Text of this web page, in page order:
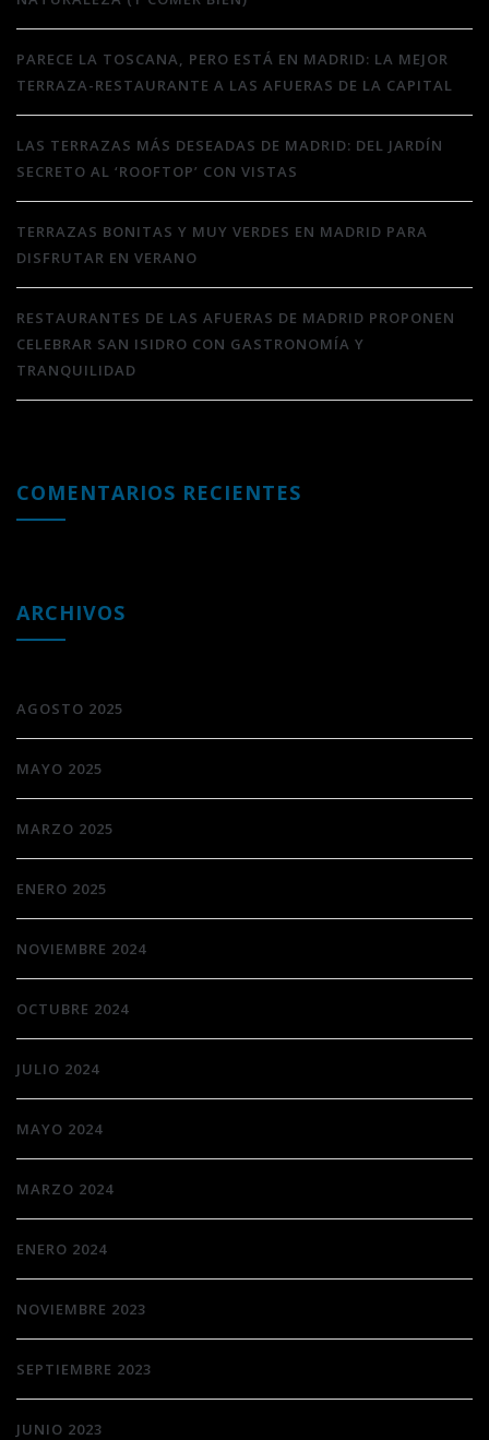
PARECE LA TOSCANA, PERO ESTÁ EN MADRID: LA MEJOR
TERRAZA-RESTAURANTE A LAS AFUERAS DE LA CAPITAL
LAS TERRAZAS MÁS DESEADAS DE MADRID: DEL JARDÍN
SECRETO AL ‘ROOFTOP’ CON VISTAS
TERRAZAS BONITAS Y MUY VERDES EN MADRID PARA
DISFRUTAR EN VERANO
RESTAURANTES DE LAS AFUERAS DE MADRID PROPONEN
CELEBRAR SAN ISIDRO CON GASTRONOMÍA Y
TRANQUILIDAD
COMENTARIOS RECIENTES
ARCHIVOS
AGOSTO 2025
MAYO 2025
MARZO 2025
ENERO 2025
NOVIEMBRE 2024
OCTUBRE 2024
JULIO 2024
MAYO 2024
MARZO 2024
ENERO 2024
NOVIEMBRE 2023
SEPTIEMBRE 2023
JUNIO 2023